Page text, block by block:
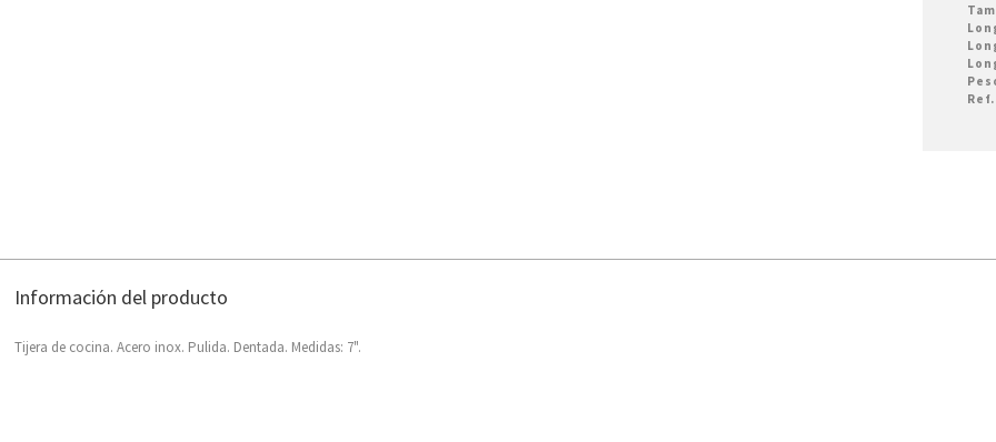
Ref.
Información del producto
Tijera de cocina. Acero inox. Pulida. Dentada. Medidas: 7".